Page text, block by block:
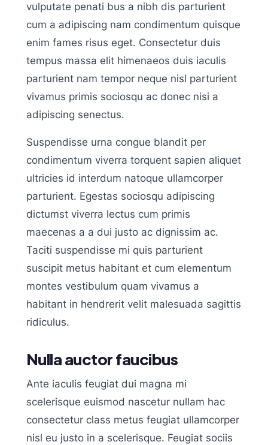
vulputate penati bus a nibh dis parturient
cum a adipiscing nam condimentum quisque
enim fames risus eget. Consectetur duis
tempus massa elit himenaeos duis iaculis
parturient nam tempor neque nisl parturient
vivamus primis sociosqu ac donec nisi a
adipiscing senectus.
Suspendisse urna congue blandit per
condimentum viverra torquent sapien aliquet
ultricies id interdum natoque ullamcorper
parturient. Egestas sociosqu adipiscing
dictumst viverra lectus cum primis
maecenas a a dui justo ac dignissim ac.
Taciti suspendisse mi quis parturient
suscipit metus habitant et cum elementum
montes vestibulum quam vivamus a
habitant in hendrerit velit malesuada sagittis
ridiculus.
Nulla auctor faucibus
Ante iaculis feugiat dui magna mi
scelerisque euismod nascetur nullam hac
consectetur class metus feugiat ullamcorper
nisl eu justo in a scelerisque. Feugiat sociis